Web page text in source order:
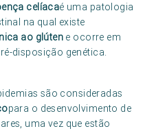
celíacaé uma patologia
na qual existe
ao glúten e ocorre em
disposição genética.
são consideradas
para o desenvolvimento de
uma vez que estão